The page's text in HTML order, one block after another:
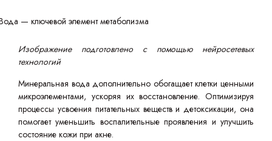
Изображение подготовлено с помощью нейросетевых
технологий
Минеральная вода дополнительно обогащает клетки ценными
микроэлементами, ускоряя их восстановление. Оптимизируя
процессы усвоения питательных веществ и детоксикации, она
помогает уменьшить воспалительные проявления и улучшить
состояние кожи при акне.